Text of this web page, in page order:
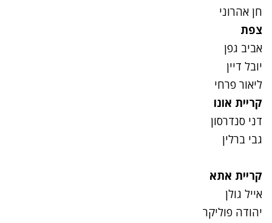
חן אהרוני
צפת
אביב גפן
יובל דיין
ליאור פרחי
קריית אונו
דני סנדרסון
גבי ברלין
קריית אתא
אייל גולן
יהודה פוליקר